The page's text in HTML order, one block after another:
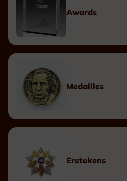
Awards
Medailles
Eretekens